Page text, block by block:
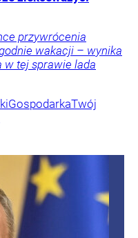
przywrócenia
wakacji – wynika
w tej sprawie lada
GospodarkaTwój